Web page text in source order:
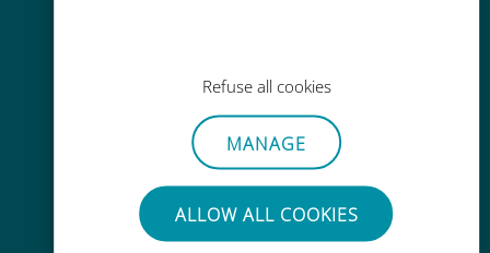
Refuse all cookies
MANAGE
ALLOW ALL COOKIES
可能
手間いらず